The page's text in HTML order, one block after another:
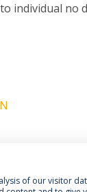
individual no
of our visitor